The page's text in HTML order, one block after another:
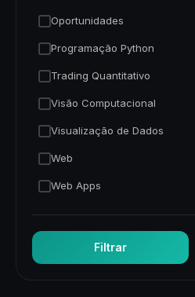
Oportunidades
Programação Python
Trading Quantitativo
Visão Computacional
Visualização de Dados
Web
Web Apps
Filtrar